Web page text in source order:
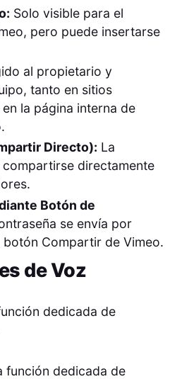
Solo visible para el
pero puede insertarse
al propietario y
tanto en sitios
la página interna de
Directo): La
directamente
Botón de
se envía por
Compartir de Vimeo.
de Voz
dedicada de
función dedicada de